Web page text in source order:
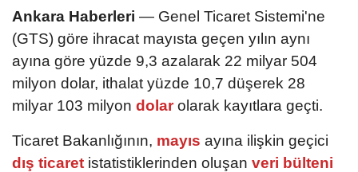
Ankara Haberleri — Genel Ticaret Sistemi'ne
(GTS) göre ihracat mayısta geçen yılın aynı
ayına göre yüzde 9,3 azalarak 22 milyar 504
milyon dolar, ithalat yüzde 10,7 düşerek 28
milyar 103 milyon dolarolarak kayıtlara geçti.
Ticaret Bakanlığının, mayıs ayına ilişkin geçici
dış ticaret istatistiklerinden oluşan veri bülteni